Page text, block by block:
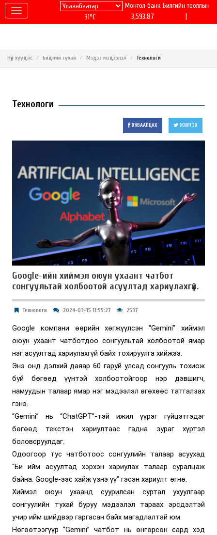
31°C
Монгол банк
3,593.87
Билгийн тооллын
Нүүр хуудас Бидний тухай Мэдээ мэдээлэл Технологи
Технологи
ХУВААЛЦАХ ЖИРГЭХ
Google-ийн хиймэл оюун ухаант чатбот
сонгуультай холбоотой асуултад хариулахгүй.
Технологи 2024-03-15 11:55:27 2537
Google компани өөрийн хөгжүүлсэн “Gemini” хиймэл
оюун ухаант чатботдоо сонгуультай холбоотой ямар
нэг асуултад хариулахгүй байх тохируулга хийжээ.
Энэ онд дэлхий даяар 60 гаруй улсад сонгууль тохиож
буй бөгөөд үүнтэй холбоотойгоор нэр дэвшигч,
намуудын талаар ямар нэг мэдээлэл өгөхөөс татгалзах
гэнэ.
“Gemini” нь “ChatGPT”-тэй ижил үүрэг гүйцэтгэдэг
бөгөөд текстэн хариултаас гадна зураг хүртэл
боловсруулдаг.
Одоогоор тус чатботоос сонгуулийн талаар асуухад
“Би ийм асуултад хэрхэн хариулах талаар суралцаж
байна. Google-ээс хайж үзнэ үү” гэсэн хариулт өгнө.
Хиймэл оюун ухаанд суурилсан суртал ухуулгаар
сонгуулийн тухай буруу мэдээлэл тараах эрсдэлтэй
учир ийм шийдвэр гаргасан байх магадлалтай юм.
Нөгөөтээгүүр “Gemini” чатбот нь өнгөрсөн сард хэд